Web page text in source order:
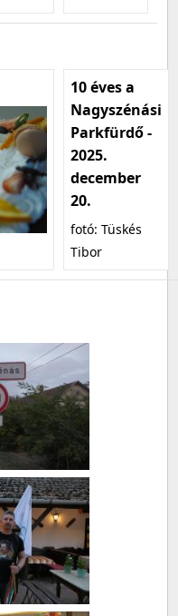
10 éves a
Nagyszénási
Parkfürdő -
2025.
december
20.
fotó: Tüskés
Tibor